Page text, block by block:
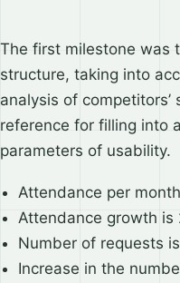
The first milestone was
structure, taking into
analysis of
reference for filling into
parameters of usability.
Attendance per
Attendance growth is
Number of requests
Increase in the